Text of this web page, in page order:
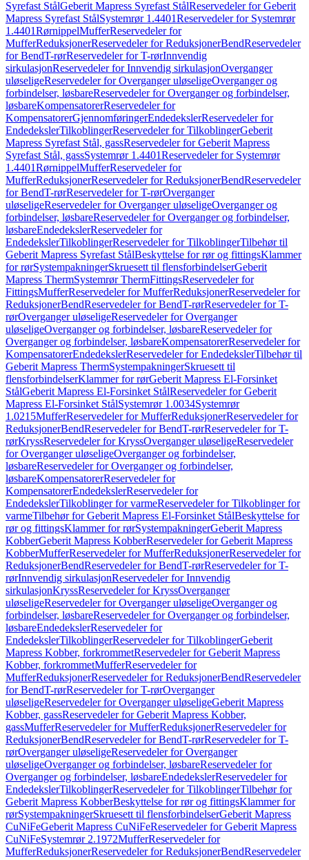
Syrefast StålGeberit Mapress Syrefast StålReservedeler for Geberit
Mapress Syrefast StålSystemrør 1.4401Reservedeler for Systemrør
1.4401RørnippelMufferReservedeler for
MufferReduksjonerReservedeler for ReduksjonerBendReservedeler
for BendT-rørReservedeler for T-rørInnvendig
sirkulasjonReservedeler for Innvendig sirkulasjonOverganger
uløseligeReservedeler for Overganger uløseligeOverganger og
forbindelser, løsbareReservedeler for Overganger og forbindelser,
løsbareKompensatorerReservedeler for
KompensatorerGjennomføringerEndedekslerReservedeler for
EndedekslerTilkoblingerReservedeler for TilkoblingerGeberit
Mapress Syrefast Stål, gassReservedeler for Geberit Mapress
Syrefast Stål, gassSystemrør 1.4401Reservedeler for Systemrør
1.4401RørnippelMufferReservedeler for
MufferReduksjonerReservedeler for ReduksjonerBendReservedeler
for BendT-rørReservedeler for T-rørOverganger
uløseligeReservedeler for Overganger uløseligeOverganger og
forbindelser, løsbareReservedeler for Overganger og forbindelser,
løsbareEndedekslerReservedeler for
EndedekslerTilkoblingerReservedeler for TilkoblingerTilbehør til
Geberit Mapress Syrefast StålBeskyttelse for rør og fittingsKlammer
for rørSystempakningerSkruesett til flensforbindelserGeberit
Mapress ThermSystemrør ThermFittingsReservedeler for
FittingsMufferReservedeler for MufferReduksjonerReservedeler for
ReduksjonerBendReservedeler for BendT-rørReservedeler for T-
rørOverganger uløseligeReservedeler for Overganger
uløseligeOverganger og forbindelser, løsbareReservedeler for
Overganger og forbindelser, løsbareKompensatorerReservedeler for
KompensatorerEndedekslerReservedeler for EndedekslerTilbehør til
Geberit Mapress ThermSystempakningerSkruesett til
flensforbindelserKlammer for rørGeberit Mapress El-Forsinket
StålGeberit Mapress El-Forsinket StålReservedeler for Geberit
Mapress El-Forsinket StålSystemrør 1.0034Systemrør
1.0215MufferReservedeler for MufferReduksjonerReservedeler for
ReduksjonerBendReservedeler for BendT-rørReservedeler for T-
rørKryssReservedeler for KryssOverganger uløseligeReservedeler
for Overganger uløseligeOverganger og forbindelser,
løsbareReservedeler for Overganger og forbindelser,
løsbareKompensatorerReservedeler for
KompensatorerEndedekslerReservedeler for
EndedekslerTilkoblinger for varmeReservedeler for Tilkoblinger for
varmeTilbehør for Geberit Mapress El-Forsinket StålBeskyttelse for
rør og fittingsKlammer for rørSystempakningerGeberit Mapress
KobberGeberit Mapress KobberReservedeler for Geberit Mapress
KobberMufferReservedeler for MufferReduksjonerReservedeler for
ReduksjonerBendReservedeler for BendT-rørReservedeler for T-
rørInnvendig sirkulasjonReservedeler for Innvendig
sirkulasjonKryssReservedeler for KryssOverganger
uløseligeReservedeler for Overganger uløseligeOverganger og
forbindelser, løsbareReservedeler for Overganger og forbindelser,
løsbareEndedekslerReservedeler for
EndedekslerTilkoblingerReservedeler for TilkoblingerGeberit
Mapress Kobber, forkrommetReservedeler for Geberit Mapress
Kobber, forkrommetMufferReservedeler for
MufferReduksjonerReservedeler for ReduksjonerBendReservedeler
for BendT-rørReservedeler for T-rørOverganger
uløseligeReservedeler for Overganger uløseligeGeberit Mapress
Kobber, gassReservedeler for Geberit Mapress Kobber,
gassMufferReservedeler for MufferReduksjonerReservedeler for
ReduksjonerBendReservedeler for BendT-rørReservedeler for T-
rørOverganger uløseligeReservedeler for Overganger
uløseligeOverganger og forbindelser, løsbareReservedeler for
Overganger og forbindelser, løsbareEndedekslerReservedeler for
EndedekslerTilkoblingerReservedeler for TilkoblingerTilbehør for
Geberit Mapress KobberBeskyttelse for rør og fittingsKlammer for
rørSystempakningerSkruesett til flensforbindelserGeberit Mapress
CuNiFeGeberit Mapress CuNiFeReservedeler for Geberit Mapress
CuNiFeSystemrør 2.1972MufferReservedeler for
MufferReduksjonerReservedeler for ReduksjonerBendReservedeler